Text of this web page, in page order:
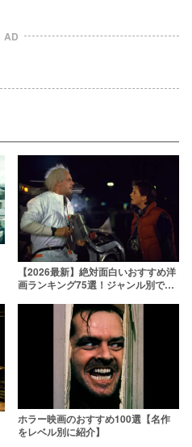
AD
【2026最新】絶対面白いおすすめ洋
画ランキング75選！ジャンル別で不
ホラー映画のおすすめ100選【名作
をレベル別に紹介】